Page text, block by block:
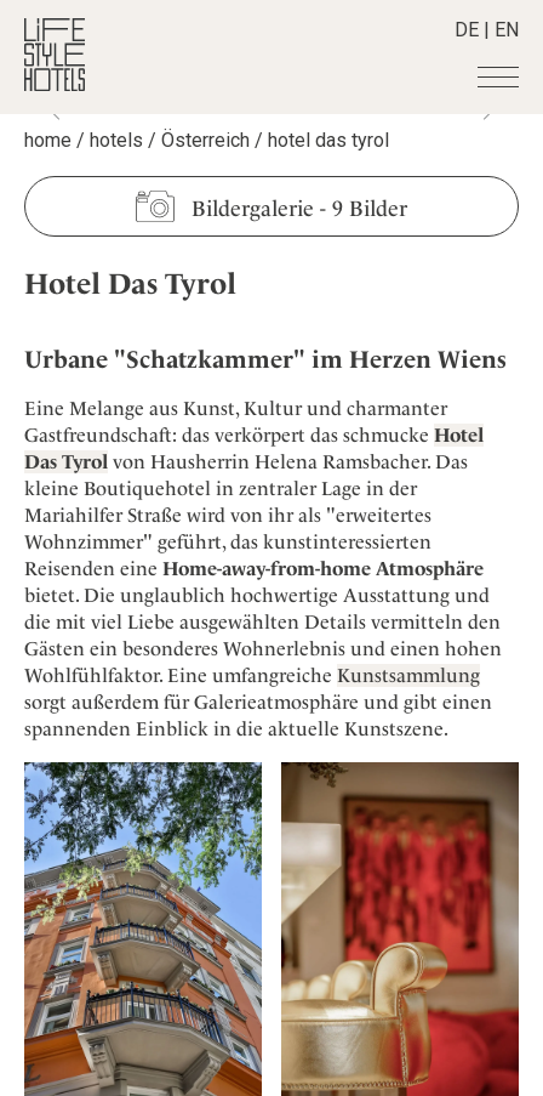
DE | EN
Hotels +
Alle Hotels
Alpine Lifestyle
Beach
New Member
Wellness
Destinationen +
Alle Destinationen
Belgien
Griechenland
Indonesien
Italien
Japan
Kroatien
Mexico
Niederlande
Österreich
Portugal
Schweden
Schweiz
USA
Stories +
Alle Stories
Aktiv & Wellness
Culture
Design & Architektur
Eat & Drink
Mindful Traveller
Osterkalender
Persönlichkeiten
Shop +
Lifestylehotels BOOK
The Stylemate Magazin/e
Gutschein/Voucher
Smart Traveller
Newsletter Anmeldung
Become a member
+
Member Benefits
Register your Hotel
About us +
Mission Statement
Our Story
Career
Kontakt
Impressum
Adventkalender
home / hotels / Österreich / hotel das tyrol
Bildergalerie - 9 Bilder
Hotel Das Tyrol
Urbane "Schatzkammer" im Herzen Wiens
Eine Melange aus Kunst, Kultur und charmanter
Gastfreundschaft: das verkörpert das schmucke Hotel
Das Tyrol von Hausherrin Helena Ramsbacher. Das
kleine Boutiquehotel in zentraler Lage in der
Mariahilfer Straße wird von ihr als "erweitertes
Wohnzimmer" geführt, das kunstinteressierten
Reisenden eine Home-away-from-home Atmosphäre
bietet. Die unglaublich hochwertige Ausstattung und
die mit viel Liebe ausgewählten Details vermitteln den
Gästen ein besonderes Wohnerlebnis und einen hohen
Wohlfühlfaktor. Eine umfangreiche Kunstsammlung
sorgt außerdem für Galerieatmosphäre und gibt einen
spannenden Einblick in die aktuelle Kunstszene.